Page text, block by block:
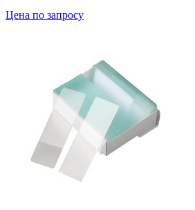
Цена по запросу